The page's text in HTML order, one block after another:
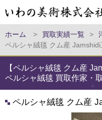
ホーム > 買取実績一覧 >
ペルシャ絨毯 クム産 Jamshidi
【ペルシャ絨毯 クム産
ペルシャ絨毯 買取作家・
ペルシャ絨毯 クム産